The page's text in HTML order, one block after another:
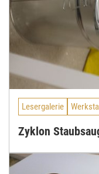
Lesergalerie
Zyklon